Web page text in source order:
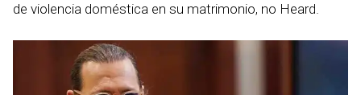
de violencia doméstica en su matrimonio, no Heard.